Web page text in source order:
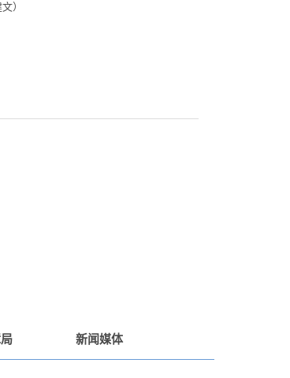
）
新闻媒体